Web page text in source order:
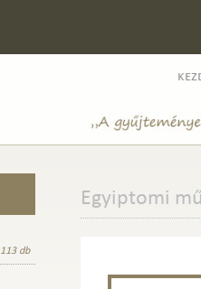
113 db
Egyiptomi